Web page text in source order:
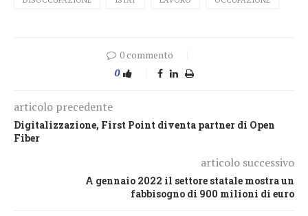
0 commento
0
articolo precedente
Digitalizzazione, First Point diventa partner di Open
Fiber
articolo successivo
A gennaio 2022 il settore statale mostra un
fabbisogno di 900 milioni di euro